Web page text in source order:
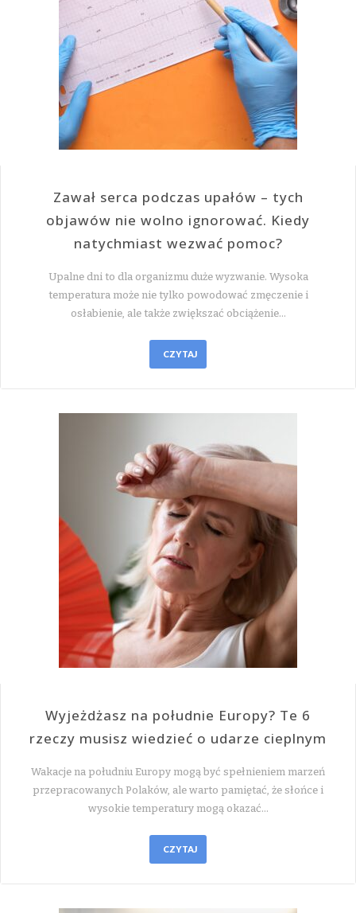
Zawał serca podczas upałów – tych
objawów nie wolno ignorować. Kiedy
natychmiast wezwać pomoc?
Upalne dni to dla organizmu duże wyzwanie. Wysoka
temperatura może nie tylko powodować zmęczenie i
osłabienie, ale także zwiększać obciążenie…
CZYTAJ
Wyjeżdżasz na południe Europy? Te 6
rzeczy musisz wiedzieć o udarze cieplnym
Wakacje na południu Europy mogą być spełnieniem marzeń
przepracowanych Polaków, ale warto pamiętać, że słońce i
wysokie temperatury mogą okazać…
CZYTAJ